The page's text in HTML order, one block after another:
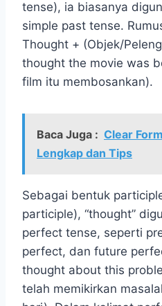
tense), ia biasanya
simple past tense.
Thought + (Objek/
thought the movie was
film itu membosankan).
Baca Juga : Clear
Lengkap dan Tips
Sebagai bentuk
participle), “thought”
perfect tense, seperti
perfect, dan future
thought about this
telah memikirkan